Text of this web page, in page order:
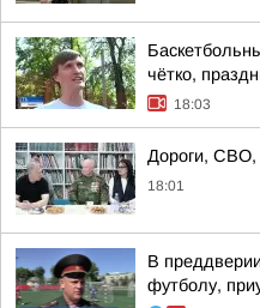
чётко,
18:03
Дороги, СВО,
18:01
В
футболу,